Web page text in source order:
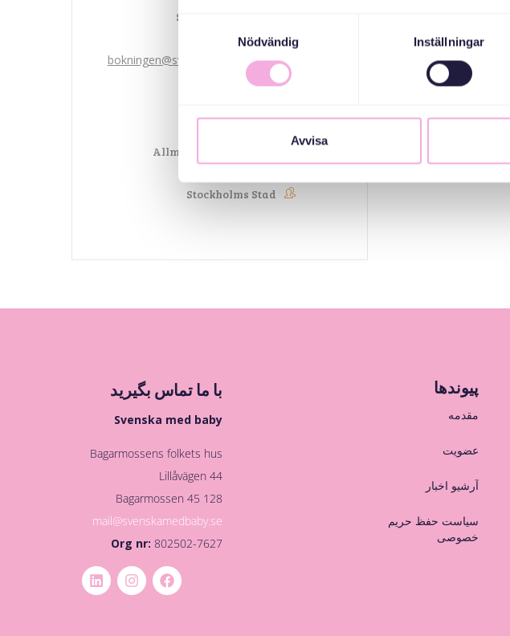
Samtyckesval
Nödvändig
Inställningar
Avvisa
Svenska med baby
Email
bokningen@svenskamedbaby.se
Allmänna arvsfonden
Stockholms Stad
پیوندها
مقدمه
عضویت
آرشیو اخبار
سیاست حفظ حریم
خصوصی
با ما تماس بگیرید
Svenska med baby
Bagarmossens folkets hus
Lillåvägen 44
128 45 Bagarmossen
mail@svenskamedbaby.se
Org nr:802502-7627